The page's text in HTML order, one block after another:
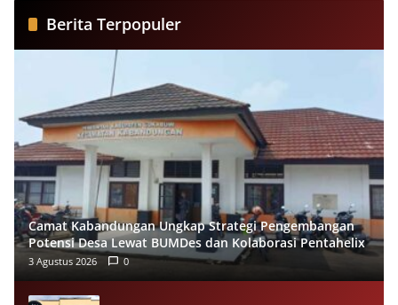
Berita Terpopuler
Camat Kabandungan Ungkap Strategi Pengembangan
Potensi Desa Lewat BUMDes dan Kolaborasi Pentahelix
3 Agustus 2026 0